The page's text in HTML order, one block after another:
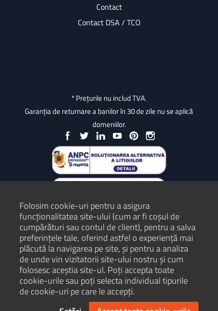
Contact
Contact DSA / TCO
* Prețurile nu includ TVA.
Garanția de returnare a banilor în 30 de zile nu se aplică
domeniilor.
Protecția Consumatorilor - ANPC
Termeni și condiții
Politică de confidențialitate
Hartă site
Folosim cookie-uri pentru a asigura
funcționalitatea site-ului (cum ar fi coșul de
cumpărături sau contul de client), pentru a salva
preferințele tale, oferind astfel o experiență mai
plăcută la navigarea pe site, și pentru a analiza
de unde vin vizitatorii site-ului nostru și cum
folosesc aceștia site-ul. Poți accepta toate
cookie-urile sau poți selecta individual tipurile
de cookie-uri pe care le accepți.